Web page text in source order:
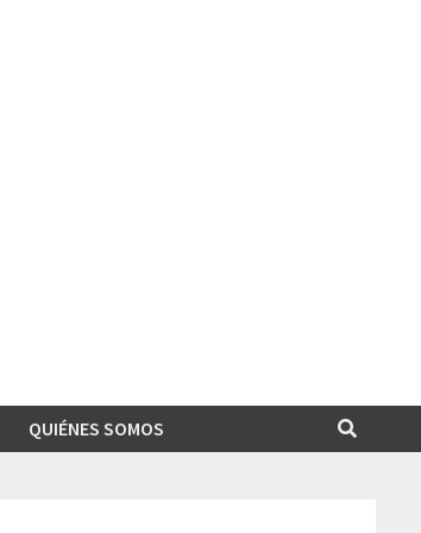
QUIÉNES SOMOS